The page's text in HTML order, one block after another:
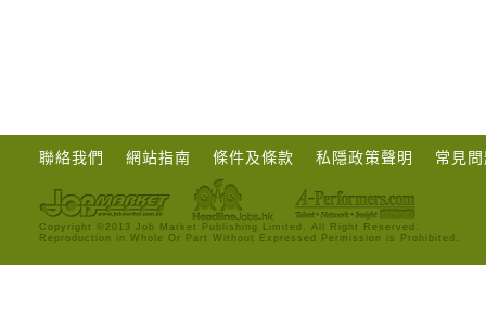
聯絡我們 網站指南 條件及條款 私隱政策聲明 常見
Copyright ©2013 Job Market Publishing Limited. All Right Reserved.
Reproduction in Whole Or Part Without Expressed Permission is Prohibited.